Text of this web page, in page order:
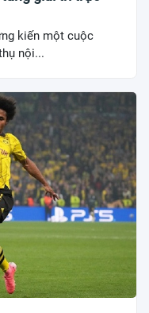
kiến một cuộc
nội...